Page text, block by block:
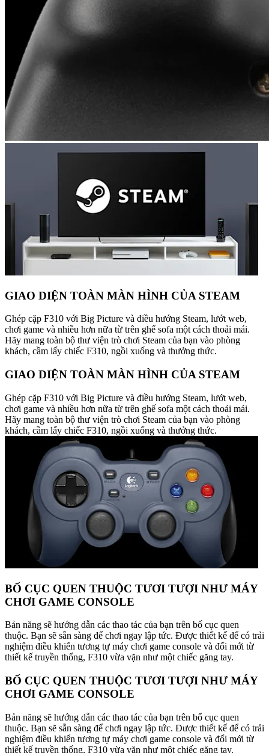
GIAO DIỆN TOÀN MÀN HÌNH CỦA STEAM
Ghép cặp F310 với Big Picture và điều hướng Steam, lướt web,
chơi game và nhiều hơn nữa từ trên ghế sofa một cách thoải mái.
Hãy mang toàn bộ thư viện trò chơi Steam của bạn vào phòng
khách, cầm lấy chiếc F310, ngồi xuống và thưởng thức.
GIAO DIỆN TOÀN MÀN HÌNH CỦA STEAM
Ghép cặp F310 với Big Picture và điều hướng Steam, lướt web,
chơi game và nhiều hơn nữa từ trên ghế sofa một cách thoải mái.
Hãy mang toàn bộ thư viện trò chơi Steam của bạn vào phòng
khách, cầm lấy chiếc F310, ngồi xuống và thưởng thức.
BỐ CỤC QUEN THUỘC TƯƠI TƯỢI NHƯ MÁY
CHƠI GAME CONSOLE
Bản năng sẽ hướng dẫn các thao tác của bạn trên bố cục quen
thuộc. Bạn sẽ sẵn sàng để chơi ngay lập tức. Được thiết kế để có trải
nghiệm điều khiển tương tự máy chơi game console và đổi mới từ
thiết kế truyền thống, F310 vừa vặn như một chiếc găng tay.
BỐ CỤC QUEN THUỘC TƯƠI TƯỢI NHƯ MÁY
CHƠI GAME CONSOLE
Bản năng sẽ hướng dẫn các thao tác của bạn trên bố cục quen
thuộc. Bạn sẽ sẵn sàng để chơi ngay lập tức. Được thiết kế để có trải
nghiệm điều khiển tương tự máy chơi game console và đổi mới từ
thiết kế truyền thống, F310 vừa vặn như một chiếc găng tay.